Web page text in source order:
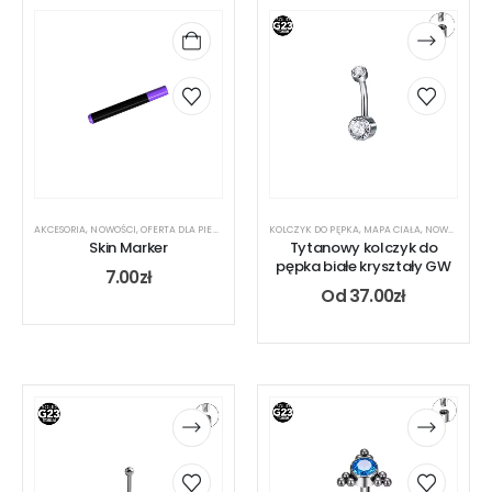
AKCESORIA, NOWOŚCI, OFERTA DLA PIERCERA
Skin Marker
7.00zł
KOLCZYK DO PĘPKA, MAPA CIAŁA, NOWOŚCI
Tytanowy kolczyk do
pępka białe kryształy GW
Od37.00zł